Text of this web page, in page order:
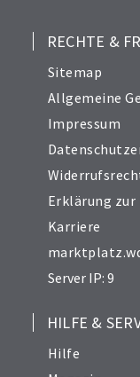
RECHTE &
Sitemap
Allgemeine
Impressum
Erklärung
Karriere
Server IP: 9
HILFE &
Hilfe